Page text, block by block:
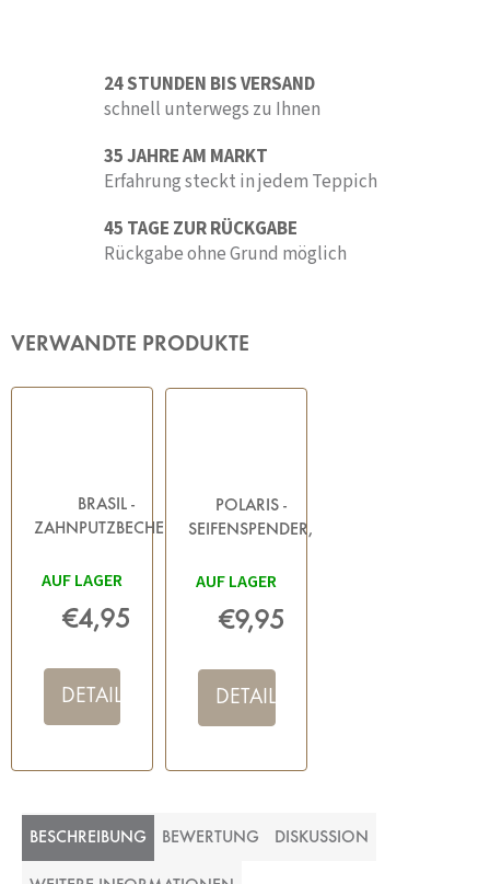
24 STUNDEN BIS VERSAND
schnell unterwegs zu Ihnen
35 JAHRE AM MARKT
Erfahrung steckt in jedem Teppich
45 TAGE ZUR RÜCKGABE
Rückgabe ohne Grund möglich
VERWANDTE PRODUKTE
BRASIL -
ZAHNPUTZBECHER,
AUF LAGER
€4,95
DETAIL
POLARIS -
SEIFENSPENDER,
AUF LAGER
€9,95
DETAIL
BESCHREIBUNG BEWERTUNG DISKUSSION